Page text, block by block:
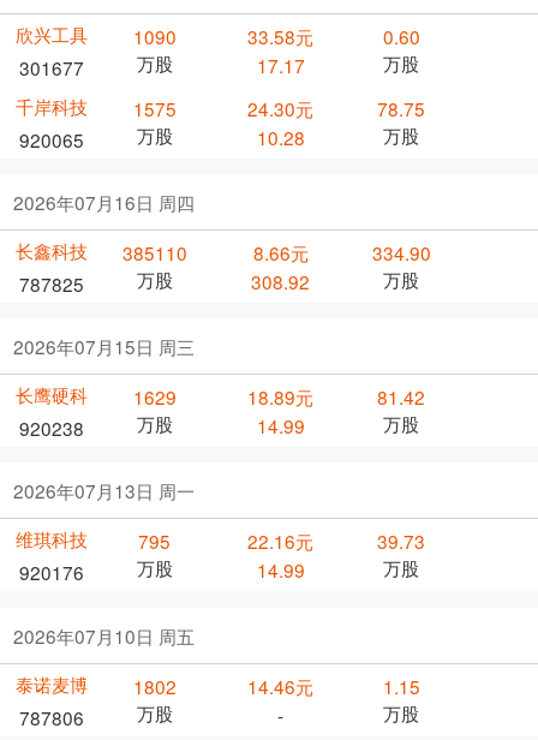
欣兴工具
301677
1090
万股
33.58元
17.17
0.60
万股
千岸科技
920065
1575
万股
24.30元
10.28
78.75
万股
2026年07月16日 周四
长鑫科技
787825
385110
万股
8.66元
308.92
334.90
万股
2026年07月15日 周三
长鹰硬科
920238
1629
万股
18.89元
14.99
81.42
万股
2026年07月13日 周一
维琪科技
920176
795
万股
22.16元
14.99
39.73
万股
2026年07月10日 周五
泰诺麦博
787806
1802
万股
14.46元
-
1.15
万股